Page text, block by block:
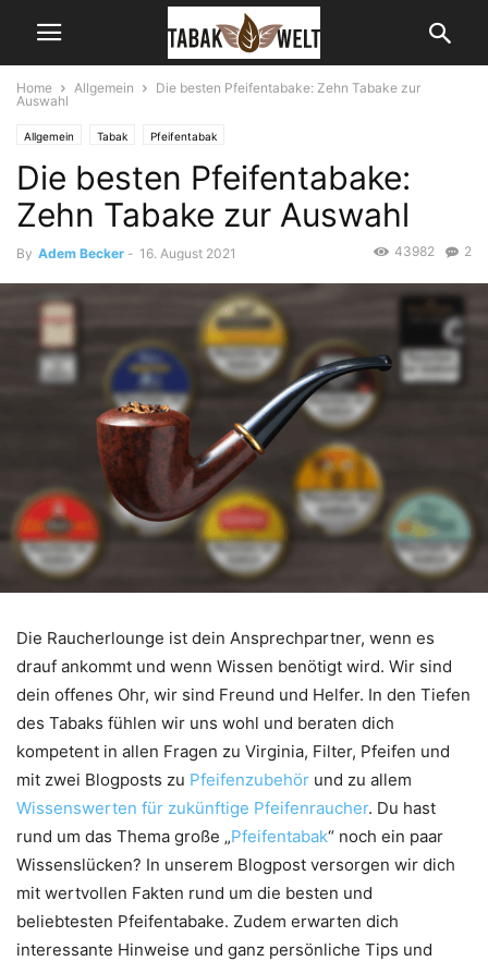
Home Allgemein
Die besten Pfeifentabake: Zehn Tabake zur
Auswahl
Allgemein Tabak Pfeifentabak
Die besten Pfeifentabake:
Zehn Tabake zur Auswahl
By Adem Becker - 16. August 2021 2
43982
Die Raucherlounge ist dein Ansprechpartner, wenn es
drauf ankommt und wenn Wissen benötigt wird. Wir sind
dein offenes Ohr, wir sind Freund und Helfer. In den Tiefen
des Tabaks fühlen wir uns wohl und beraten dich
kompetent in allen Fragen zu Virginia, Filter, Pfeifen und
mit zwei Blogposts zu Pfeifenzubehör und zu allem
Wissenswerten für zukünftige Pfeifenraucher. Du hast
rund um das Thema große „Pfeifentabak“ noch ein paar
Wissenslücken? In unserem Blogpost versorgen wir dich
mit wertvollen Fakten rund um die besten und
beliebtesten Pfeifentabake. Zudem erwarten dich
interessante Hinweise und ganz persönliche Tips und